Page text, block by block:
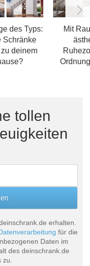
des Typs:
Schränke
deinem
Mit
tollen
erhalten.
für die
Daten im
des deinschrank.de